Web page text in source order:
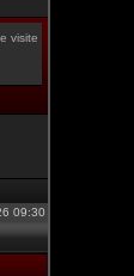
visite
09:30